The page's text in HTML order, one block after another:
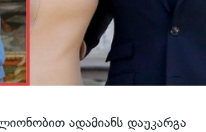
ადამიანს დაუკარგა